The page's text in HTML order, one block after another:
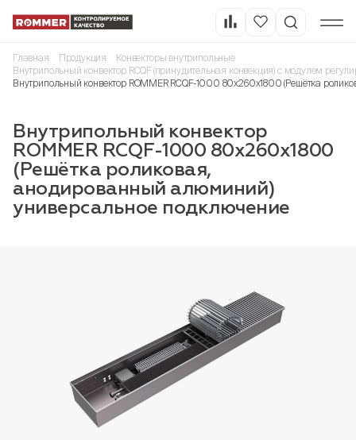
Пн-Пт, 9:00—18:00
Главная Продукция
Конвекторы внутрипольные
Внутрипольный конвектор RCQF (принудительная конвекция) с модулем
Внутрипольный конвектор ROMMER RCQF-1000 80х260х1800 (Решётка
Внутрипольный конвектор
ROMMER RCQF-1000 80х260х1800
(Решётка роликовая,
анодированный алюминий)
универсальное подключение